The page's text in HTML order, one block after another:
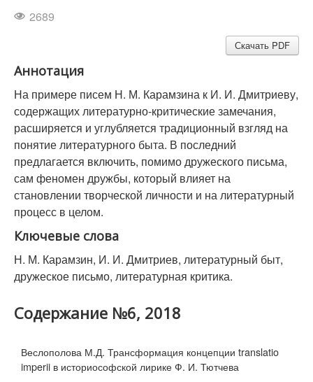
2689
Скачать PDF
Аннотация
На примере писем Н. М. Карамзина к И. И. Дмитриеву,
содержащих литературно-критические замечания,
расширяется и углубляется традиционный взгляд на
понятие литературного быта. В последний
предлагается включить, помимо дружеского письма,
сам феномен дружбы, который влияет на
становлении творческой личности и на литературный
процесс в целом.
Ключевые слова
Н. М. Карамзин, И. И. Дмитриев, литературный быт,
дружеское письмо, литературная критика.
Содержание №6, 2018
Веслополова М.Д. Трансформация концепции translatio
imperii в историософской лирике Ф. И. Тютчева